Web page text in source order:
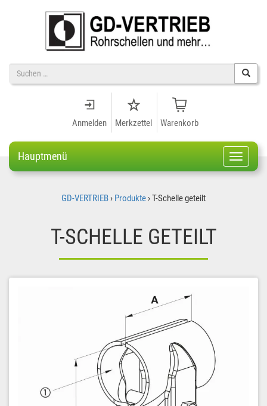
Anmelden Merkzettel Warenkorb
Hauptmenü
GD-VERTRIEB › Produkte ›T-Schelle geteilt
T-SCHELLE GETEILT